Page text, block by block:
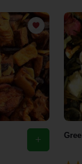
daar zeker
aan. Wat ik
ook heerlijk
vind is de
toevoeging
van de
pepertjes
die het
letterlijk
spicy en